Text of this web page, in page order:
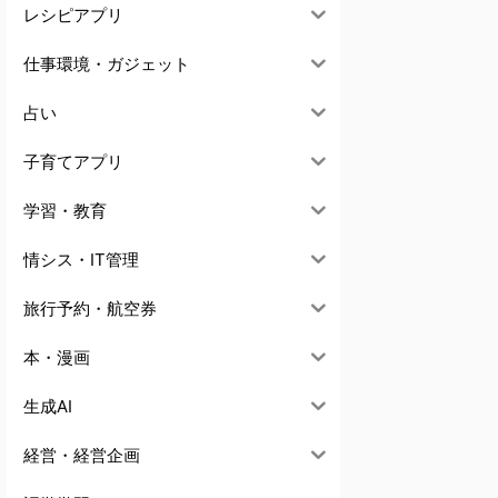
レシピアプリ
仕事環境・ガジェット
占い
子育てアプリ
学習・教育
情シス・IT管理
旅行予約・航空券
本・漫画
生成AI
経営・経営企画